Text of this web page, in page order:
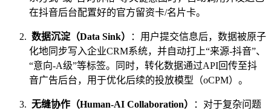
在抖音后台配置好的官方留资卡/名片卡。
数据沉淀（Data Sink）
：用户提交信息后，数据被原子
化地同步写入企业CRM系统，并自动打上“来源-抖音”、
“意向-A级”等标签。同时，转化数据通过API回传至抖
音广告后台，用于优化后续的投放模型（oCPM）。
无缝协作（Human-AI Collaboration）
：对于复杂问题